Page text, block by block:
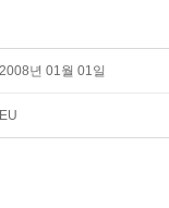
2008년 01월 01일
EU